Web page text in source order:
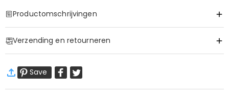
Productomschrijvingen
Verzending en retourneren
Wij willen dat u zich comfortabel en zeker voelt tijdens het
Save